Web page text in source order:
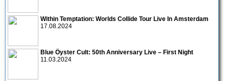
Within Temptation: Worlds Collide Tour Live In Amsterdam
17.08.2024
Blue Öyster Cult: 50th Anniversary Live – First Night
11.03.2024